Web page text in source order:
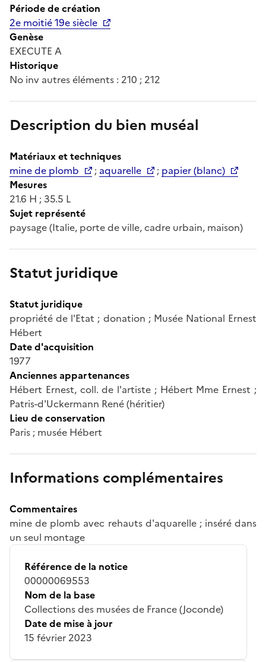
Période de création
2e moitié 19e siècle
Genèse
EXECUTE A
Historique
No inv autres éléments : 210 ; 212
Description du bien muséal
Matériaux et techniques
mine de plomb
; aquarelle ; papier (blanc)
Mesures
21.6 H ; 35.5 L
Sujet représenté
paysage (Italie, porte de ville, cadre urbain, maison)
Statut juridique
Statut juridique
propriété de l'Etat ; donation ; Musée National Ernest
Hébert
Date d'acquisition
1977
Anciennes appartenances
Hébert Ernest, coll. de l'artiste ; Hébert Mme Ernest ;
Patris-d'Uckermann René (héritier)
Lieu de conservation
Paris ; musée Hébert
Informations complémentaires
Commentaires
mine de plomb avec rehauts d'aquarelle ; inséré dans
un seul montage
Référence de la notice
00000069553
Nom de la base
Collections des musées de France (Joconde)
Date de mise à jour
15 février 2023